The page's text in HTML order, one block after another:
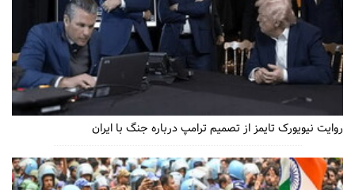
روایت نیویورک تایمز از تصمیم ترامپ درباره جنگ با ایران